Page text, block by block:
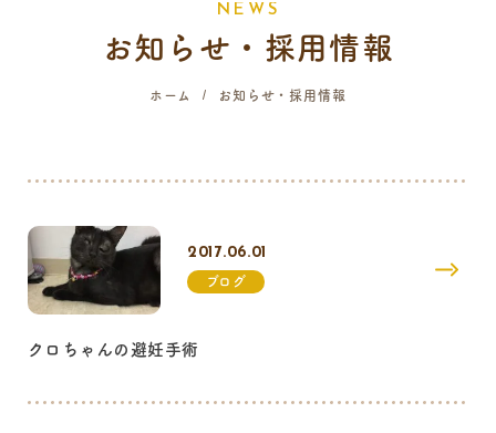
058-214-4071
16:00 - 19:00
…火曜日終日・日曜日午前はご予約のみの診療となります。
N E W S
お知らせ・採用情報
ホーム お知らせ・採用情報
2017.06.01
ブログ
クロちゃんの避妊手術